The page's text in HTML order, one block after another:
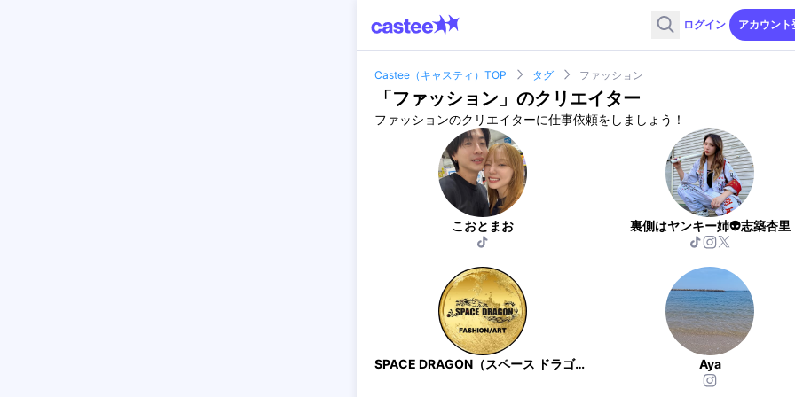
ログイン アカウント
Castee（キャスティ）TOP タグ ファッション
「ファッション 」のクリエイター
ファッションのクリエイターに仕事依頼をしましょう！
こおとまお 裏側はヤンキー姉👽志築杏里
SPACE DRAGON（スペース ドラゴン） Aya